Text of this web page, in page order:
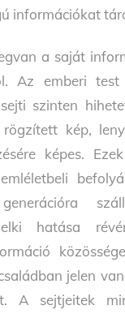
információkat
a saját
Az emberi test
szinten
kép,
képes.
generációra
lelki hatása
jelen
A sejtjeitek